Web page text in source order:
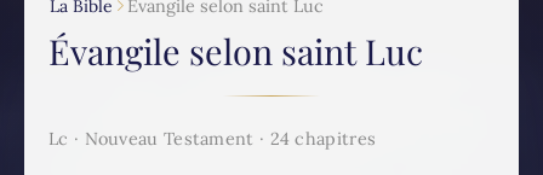
La Bible Évangile selon saint Luc
Évangile selon saint Luc
Lc · Nouveau Testament · 24 chapitres